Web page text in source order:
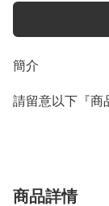
簡介
請留意以下『商
商品詳情